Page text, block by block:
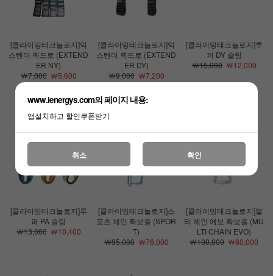
[클라이밍테크놀로지]익
스텐더 퀵드로 (EXTEND
ER NY)
￦7,000￦5,600
[클라이밍테크놀로지]익
스텐더 퀵드로 (EXTEND
ER DY)
￦9,000￦7,200
[클라이밍테크놀로지]루
퍼 DY 슬링
￦15,000￦12,000
[클라이밍테크놀로지]루
퍼 PA 슬링
￦13,000￦10,400
[클라이밍테크놀로지]스
포츠 체인 확보줄 (SPOR
T)
￦95,000￦76,000
[클라이밍테크놀로지]멀
티 체인 에보 확보줄 (MU
LTI CHAIN EVO)
￦100,000 ￦80,000
www.lenergys.com의 페이지 내용:
앱설치하고 할인쿠폰받기
취소 확인